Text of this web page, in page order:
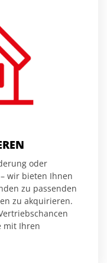
oder
wir bieten Ihnen
zu passenden
zu akquirieren.
mit Ihren